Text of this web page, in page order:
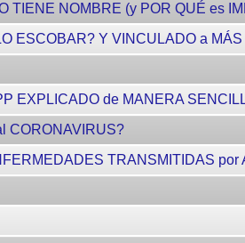
TIENE NOMBRE (y POR QUÉ es
ESCOBAR? Y VINCULADO a
EXPLICADO de MANERA
CORONAVIRUS?
TRANSMITIDAS